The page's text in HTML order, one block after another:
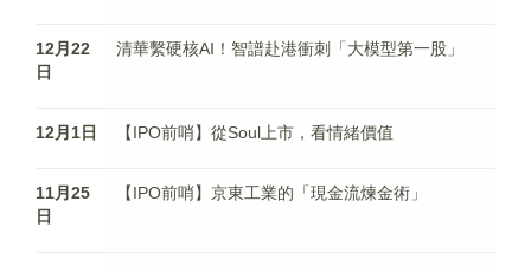
12月22
日
清華繫硬核AI！智譜赴港衝刺「大模型第一股」
12月1日 【IPO前哨】從Soul上市，看情緒價值
11月25
日
【IPO前哨】京東工業的「現金流煉金術」